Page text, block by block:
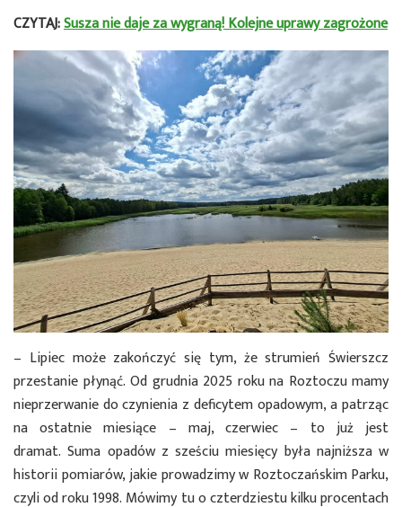
CZYTAJ:Susza nie daje za wygraną! Kolejne uprawy zagrożone
– Lipiec może zakończyć się tym, że strumień Świerszcz
przestanie płynąć. Od grudnia 2025 roku na Roztoczu mamy
nieprzerwanie do czynienia z deficytem opadowym, a patrząc
na ostatnie miesiące – maj, czerwiec – to już jest
dramat. Suma opadów z sześciu miesięcy była najniższa w
historii pomiarów, jakie prowadzimy w Roztoczańskim Parku,
czyli od roku 1998. Mówimy tu o czterdziestu kilku procentach